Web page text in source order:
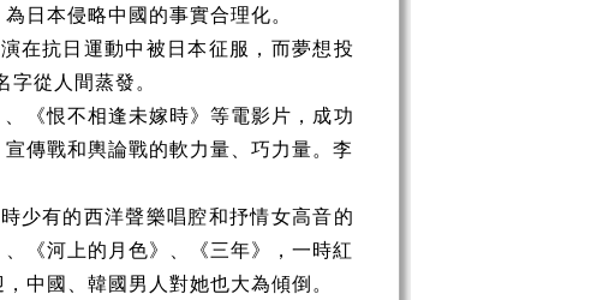
日本侵略中國的事實合理化。
在抗日運動中被日本征服，而夢想投
從人間蒸發。
《恨不相逢未嫁時》等電影片，成功
傳戰和輿論戰的軟力量、巧力量。李
少有的西洋聲樂唱腔和抒情女高音的
《河上的月色》、《三年》，一時紅
中國、韓國男人對她也大為傾倒。